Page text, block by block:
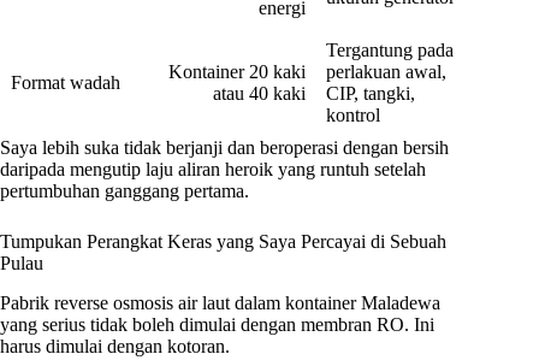
energi
Format wadah
Kontainer 20 kaki
atau 40 kaki
Tergantung pada
perlakuan awal,
CIP, tangki,
kontrol
Saya lebih suka tidak berjanji dan beroperasi dengan bersih
daripada mengutip laju aliran heroik yang runtuh setelah
pertumbuhan ganggang pertama.
Tumpukan Perangkat Keras yang Saya Percayai di Sebuah
Pulau
Pabrik reverse osmosis air laut dalam kontainer Maladewa
yang serius tidak boleh dimulai dengan membran RO. Ini
harus dimulai dengan kotoran.